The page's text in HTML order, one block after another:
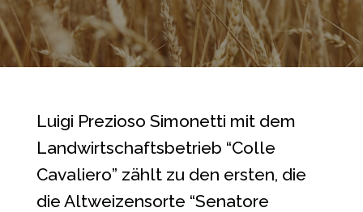
Luigi Prezioso Simonetti mit dem
Landwirtschaftsbetrieb “Colle
Cavaliero” zählt zu den ersten, die
die Altweizensorte “Senatore